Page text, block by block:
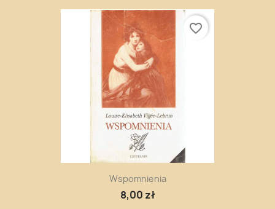
Wspomnienia
8,00 zł
favorite_border